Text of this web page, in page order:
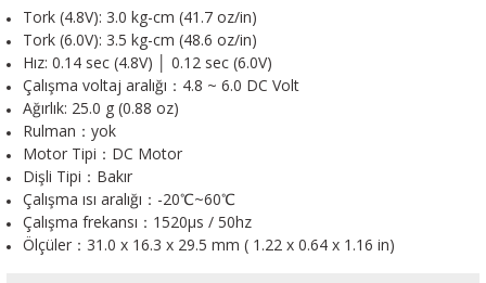
Tork (4.8V): 3.0 kg-cm (41.7 oz/in)
Tork (6.0V): 3.5 kg-cm (48.6 oz/in)
Hız: 0.14 sec (4.8V) │ 0.12 sec (6.0V)
Çalışma voltaj aralığı：4.8 ~ 6.0 DC Volt
Ağırlık: 25.0 g (0.88 oz)
Rulman：yok
Motor Tipi：DC Motor
Dişli Tipi：Bakır
Çalışma ısı aralığı：-20℃~60℃
Çalışma frekansı：1520μs / 50hz
Ölçüler：31.0 x 16.3 x 29.5 mm ( 1.22 x 0.64 x 1.16 in)